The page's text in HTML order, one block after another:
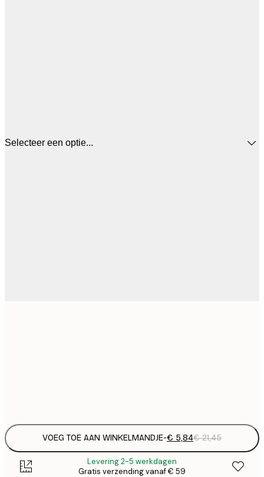
Selecteer een optie...
VOEG TOE AAN WINKELMANDJE-€ 5,84€ 21,45
Levering 2-5 werkdagen
Gratis verzending vanaf € 59